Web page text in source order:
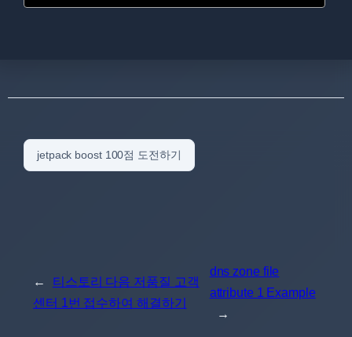
jetpack boost 100점 도전하기
←
티스토리 다음 저품질 고객
센터 1번 접수하여 해결하기
dns zone file
attribute 1 Example
→